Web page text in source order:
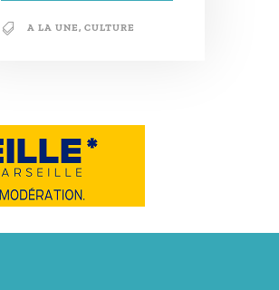
A LA UNE, CULTURE